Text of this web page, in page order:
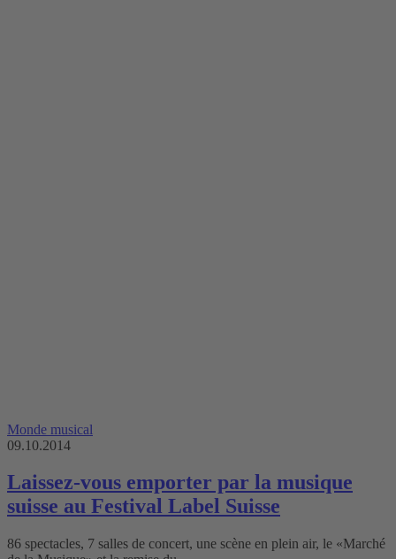
Monde musical
09.10.2014
Laissez-vous emporter par la musique
suisse au Festival Label Suisse
86 spectacles, 7 salles de concert, une scène en plein air, le «Marché